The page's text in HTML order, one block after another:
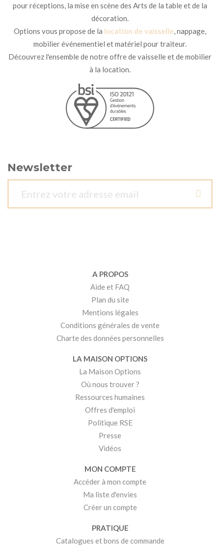
pour réceptions, la mise en scène des Arts de la table et de la
décoration.
Options vous propose de la location de vaisselle, nappage,
mobilier événementiel et matériel pour traiteur.
Découvrez l'ensemble de notre offre de vaisselle et de mobilier
à la location.
Newsletter
A PROPOS
Aide et FAQ
Plan du site
Mentions légales
Conditions générales de vente
Charte des données personnelles
LA MAISON OPTIONS
La Maison Options
Où nous trouver ?
Ressources humaines
Offres d'emploi
Politique RSE
Presse
Vidéos
MON COMPTE
Accéder à mon compte
Ma liste d'envies
Créer un compte
PRATIQUE
Catalogues et bons de commande